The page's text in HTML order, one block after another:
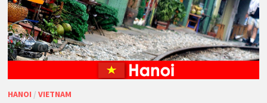
HANOI / VIETNAM